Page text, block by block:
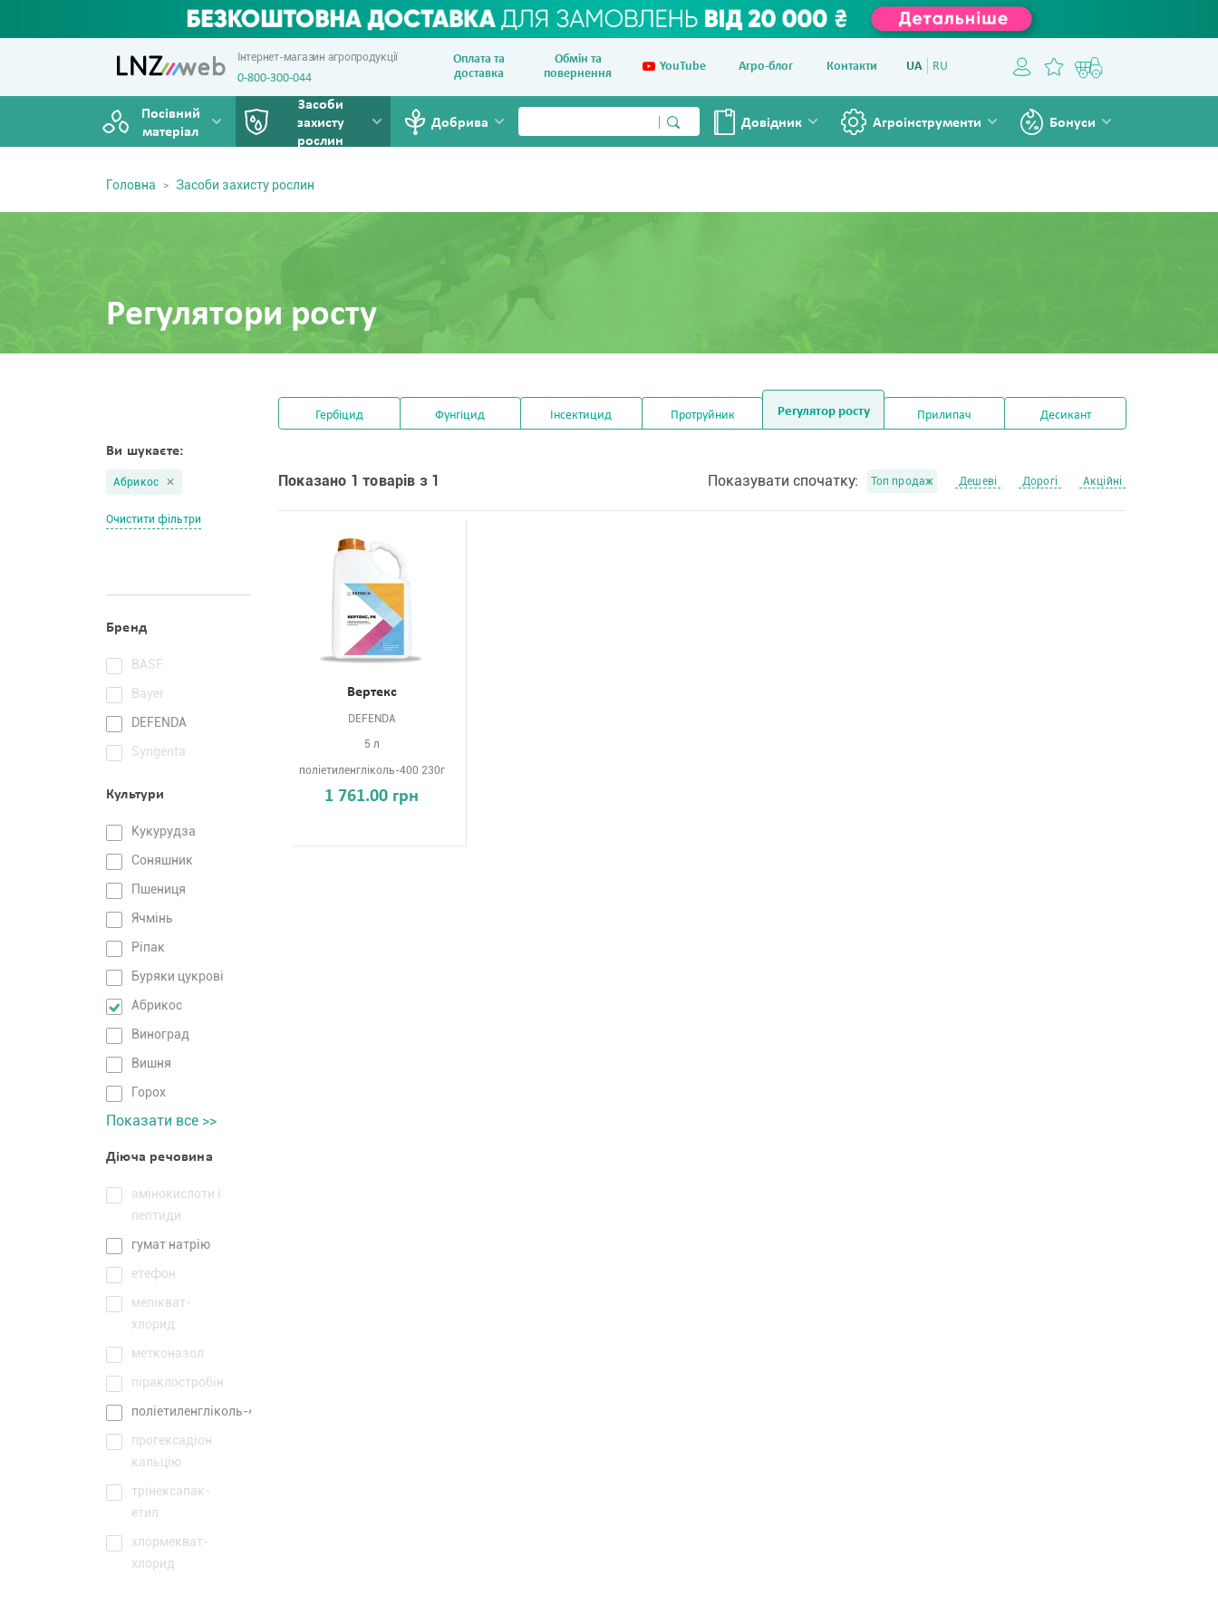
Інтернет-магазин агропродукції
0-800-300-044
Оплата та
доставка
Обмін та
повернення
YouTube Агро-блог Контакти UA RU
Посівний
матеріал
Засоби
захисту
рослин
Добрива Довiдник Агроінструменти Бонуси
Головна Засоби захисту рослин
Регулятори росту
Ви шукаєте:
Абрикос
Очистити фільтри
Бренд
BASF
Bayer
DEFENDA
Syngenta
Культури
Кукурудза
Соняшник
Пшениця
Ячмінь
Ріпак
Буряки цукрові
Абрикос
Виноград
Вишня
Горох
Показати все >>
Діюча речовина
амінокислоти і
пептиди
гумат натрію
етефон
мепікват-
хлорид
метконазол
піраклостробін
поліетиленгліколь-400
прогексадіон
кальцію
трінексапак-
етил
хлормекват-
хлорид
Гербіцид Фунгіцид Інсектицид Протруйник Регулятор росту Прилипач Десикант
Показувати спочатку: Топ продаж Дешеві Дорогі Акційні
Показано 1 товарів з 1
Вертекс
DEFENDA
5 л
поліетиленгліколь-400 230г
1 761.00 грн